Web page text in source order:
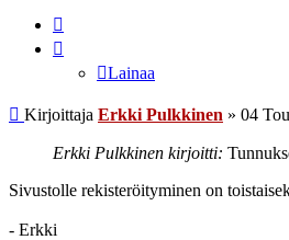
Lainaa
Viesti
Kirjoittaja Erkki Pulkkinen » 04
Erkki Pulkkinen kirjoitti:
Sivustolle rekisteröityminen on
- Erkki